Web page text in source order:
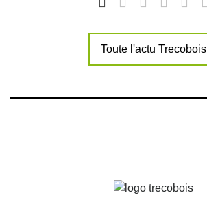
Toute l'actu Trecobois